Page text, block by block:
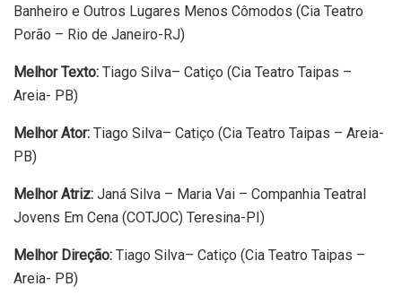
Banheiro e Outros Lugares Menos Cômodos (Cia Teatro
Porão – Rio de Janeiro-RJ)
Melhor Texto: Tiago Silva– Catiço (Cia Teatro Taipas –
Areia- PB)
Melhor Ator: Tiago Silva– Catiço (Cia Teatro Taipas – Areia-
PB)
Melhor Atriz: Janá Silva – Maria Vai – Companhia Teatral
Jovens Em Cena (COTJOC) Teresina-PI)
Melhor Direção: Tiago Silva– Catiço (Cia Teatro Taipas –
Areia- PB)